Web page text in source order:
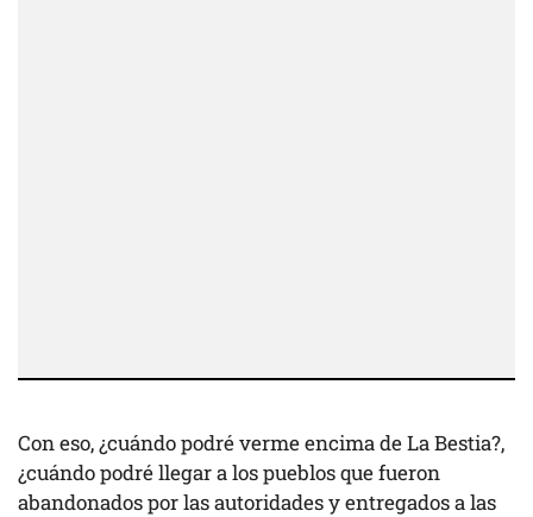
Con eso, ¿cuándo podré verme encima de La Bestia?,
¿cuándo podré llegar a los pueblos que fueron
abandonados por las autoridades y entregados a las